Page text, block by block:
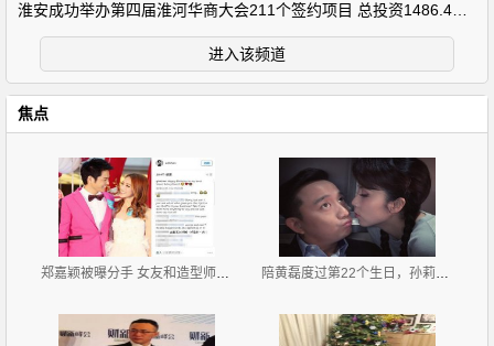
进入该频道
焦点
郑嘉颖被曝分手 女友和造型师互喊宝贝 陪黄磊度过第22个生日，孙莉献上甜蜜一吻